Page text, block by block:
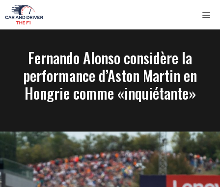
Saltar
al
contenido
Fernando Alonso considère la
performance d’Aston Martin en
Hongrie comme «inquiétante»